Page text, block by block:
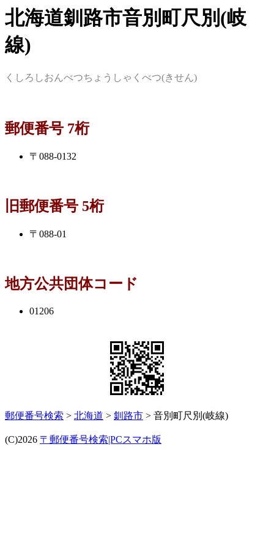
北海道釧路市音別町尺別(岐
線)
くしろしおんべつちょうしゃくべつ(きせん)
郵便番号 7桁
〒088-0132
旧郵便番号 5桁
〒088-01
地方公共団体コード
01206
郵便番号検索 > 北海道 > 釧路市 > 音別町尺別(岐線)
(C)2026 〒郵便番号検索|PCスマホ版